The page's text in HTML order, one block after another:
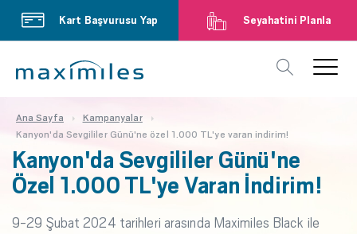
Kart Başvurusu Yap Seyahatini Planla
Ana Sayfa
Kampanyalar
Kanyon'da Sevgililer Günü'ne özel 1.000 TL'ye varan indirim!
Kanyon'da Sevgililer Günü'ne
Özel 1.000 TL'ye Varan İndirim!
9-29 Şubat 2024 tarihleri arasında Maximiles Black ile